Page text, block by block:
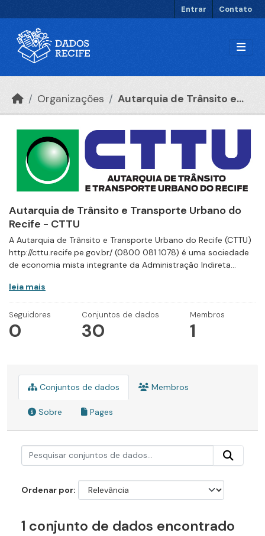
Entrar Contato
Organizações Autarquia de Trânsito e...
Autarquia de Trânsito e Transporte Urbano do
Recife - CTTU
A Autarquia de Trânsito e Transporte Urbano do Recife (CTTU)
http://cttu.recife.pe.gov.br/ (0800 081 1078) é uma sociedade
de economia mista integrante da Administração Indireta...
leia mais
Seguidores
0
Conjuntos de dados
30
Membros
1
Conjuntos de dados Membros
Sobre Pages
Ordenar por
1 conjunto de dados encontrado